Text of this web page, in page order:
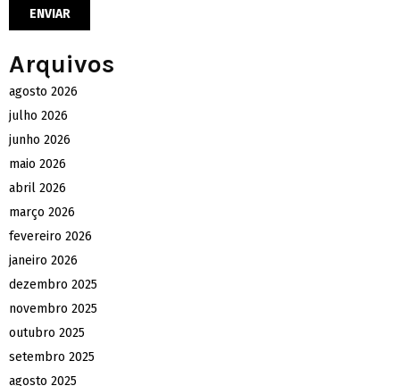
Arquivos
agosto 2026
julho 2026
junho 2026
maio 2026
abril 2026
março 2026
fevereiro 2026
janeiro 2026
dezembro 2025
novembro 2025
outubro 2025
setembro 2025
agosto 2025